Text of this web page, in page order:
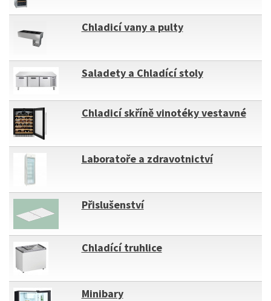
Chladicí vany a pulty
Saladety a Chladící stoly
Chladicí skříně vinotéky vestavné
Laboratoře a zdravotnictví
Přislušenství
Chladící truhlice
Minibary